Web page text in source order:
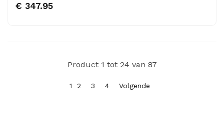
€ 347.95
Product 1 tot 24 van 87
1 2 3 4 Volgende